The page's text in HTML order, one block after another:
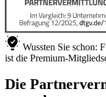
Wussten Sie schon:
ist die Premium-
Die